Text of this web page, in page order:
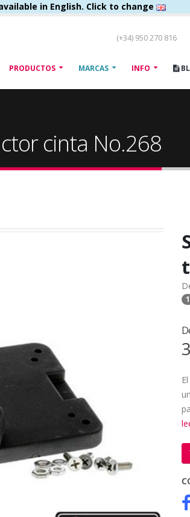
in English. Click to change
(+34) 950 270 816
PRODUCTOS MARCAS INFO
cinta No.268
1